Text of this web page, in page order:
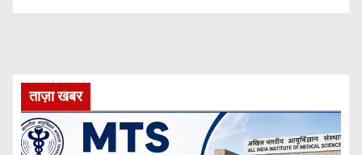
ताज़ा खबर